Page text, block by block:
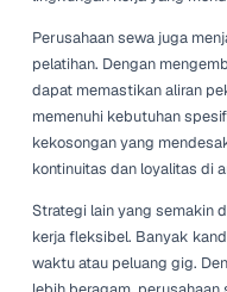
menarik bagi calon
yang modern dan
perusahaan sewa
memperlancar
pasar tenaga kerja